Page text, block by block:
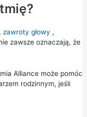
, zawroty głowy ,
zawsze oznaczają, że
Alliance może pomóc
rodzinnym, jeśli